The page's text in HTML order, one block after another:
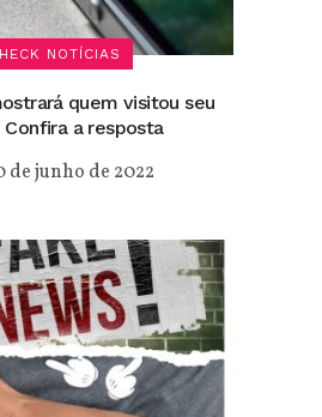
NOTÍCIAS
quem visitou seu
a resposta
de junho de 2022